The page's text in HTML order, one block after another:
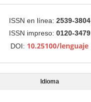
ISSN en línea: 2539-3804
ISSN impreso: 0120-3479
DOI: 10.25100/lenguaje
Idioma